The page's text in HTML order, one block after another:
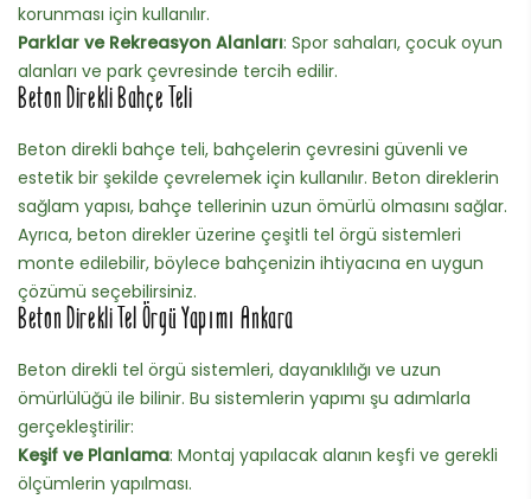
korunması için kullanılır.
Parklar ve Rekreasyon Alanları: Spor sahaları, çocuk oyun
alanları ve park çevresinde tercih edilir.
Beton Direkli Bahçe Teli
Beton direkli bahçe teli, bahçelerin çevresini güvenli ve
estetik bir şekilde çevrelemek için kullanılır. Beton direklerin
sağlam yapısı, bahçe tellerinin uzun ömürlü olmasını sağlar.
Ayrıca, beton direkler üzerine çeşitli tel örgü sistemleri
monte edilebilir, böylece bahçenizin ihtiyacına en uygun
çözümü seçebilirsiniz.
Beton Direkli Tel Örgü Yapımı Ankara
Beton direkli tel örgü sistemleri, dayanıklılığı ve uzun
ömürlülüğü ile bilinir. Bu sistemlerin yapımı şu adımlarla
gerçekleştirilir:
Keşif ve Planlama: Montaj yapılacak alanın keşfi ve gerekli
ölçümlerin yapılması.